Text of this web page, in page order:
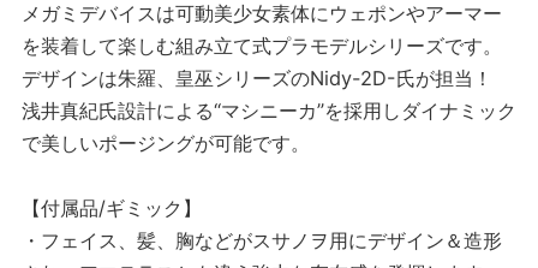
メガミデバイスは可動美少女素体にウェポンやアーマー
を装着して楽しむ組み立て式プラモデルシリーズです。
デザインは朱羅、皇巫シリーズのNidy-2D-氏が担当！
浅井真紀氏設計による“マシニーカ”を採用しダイナミック
で美しいポージングが可能です。
【付属品/ギミック】
・フェイス、髪、胸などがスサノヲ用にデザイン＆造形